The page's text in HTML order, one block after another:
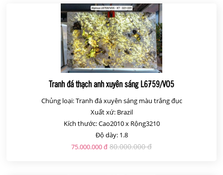
Tranh đá thạch anh xuyên sáng L6759/VO5
Chủng loại: Tranh đá xuyên sáng màu trắng đục
Xuất xứ: Brazil
Kích thước: Cao2010 x Rộng3210
Độ dày: 1.8
75.000.000 đ 80.000.000 đ